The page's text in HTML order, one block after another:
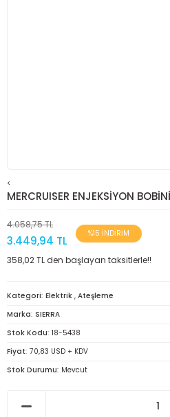
<
MERCRUISER ENJEKSİYON BOBİNİ
4.058,75 TL
3.449,94 TL
%15 İNDİRİM
358,02 TL den başlayan taksitlerle!!
Kategori Elektrik , Ateşleme
Marka SIERRA
Stok Kodu 18-5438
Fiyat 70,83 USD + KDV
Stok Durumu Mevcut